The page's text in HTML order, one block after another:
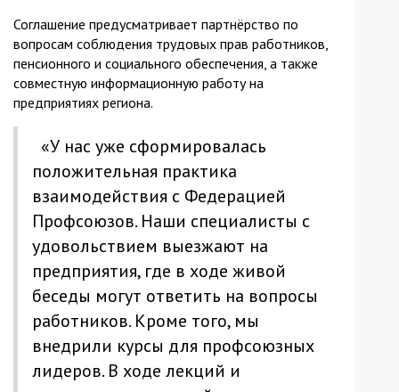
Соглашение предусматривает партнёрство по
вопросам соблюдения трудовых прав работников,
пенсионного и социального обеспечения, а также
совместную информационную работу на
предприятиях региона.
«У нас уже сформировалась
положительная практика
взаимодействия с Федерацией
Профсоюзов. Наши специалисты с
удовольствием выезжают на
предприятия, где в ходе живой
беседы могут ответить на вопросы
работников. Кроме того, мы
внедрили курсы для профсоюзных
лидеров. В ходе лекций и